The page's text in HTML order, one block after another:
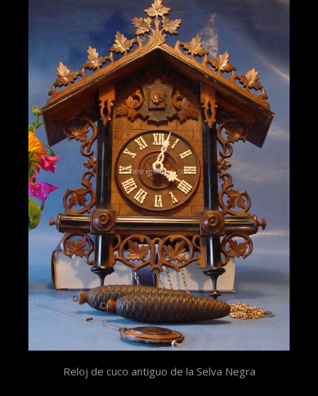
Reloj de cuco antiguo de la Selva Negra